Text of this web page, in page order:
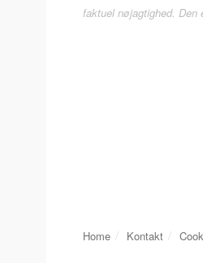
faktuel nøjagtighed.
Home Kontakt